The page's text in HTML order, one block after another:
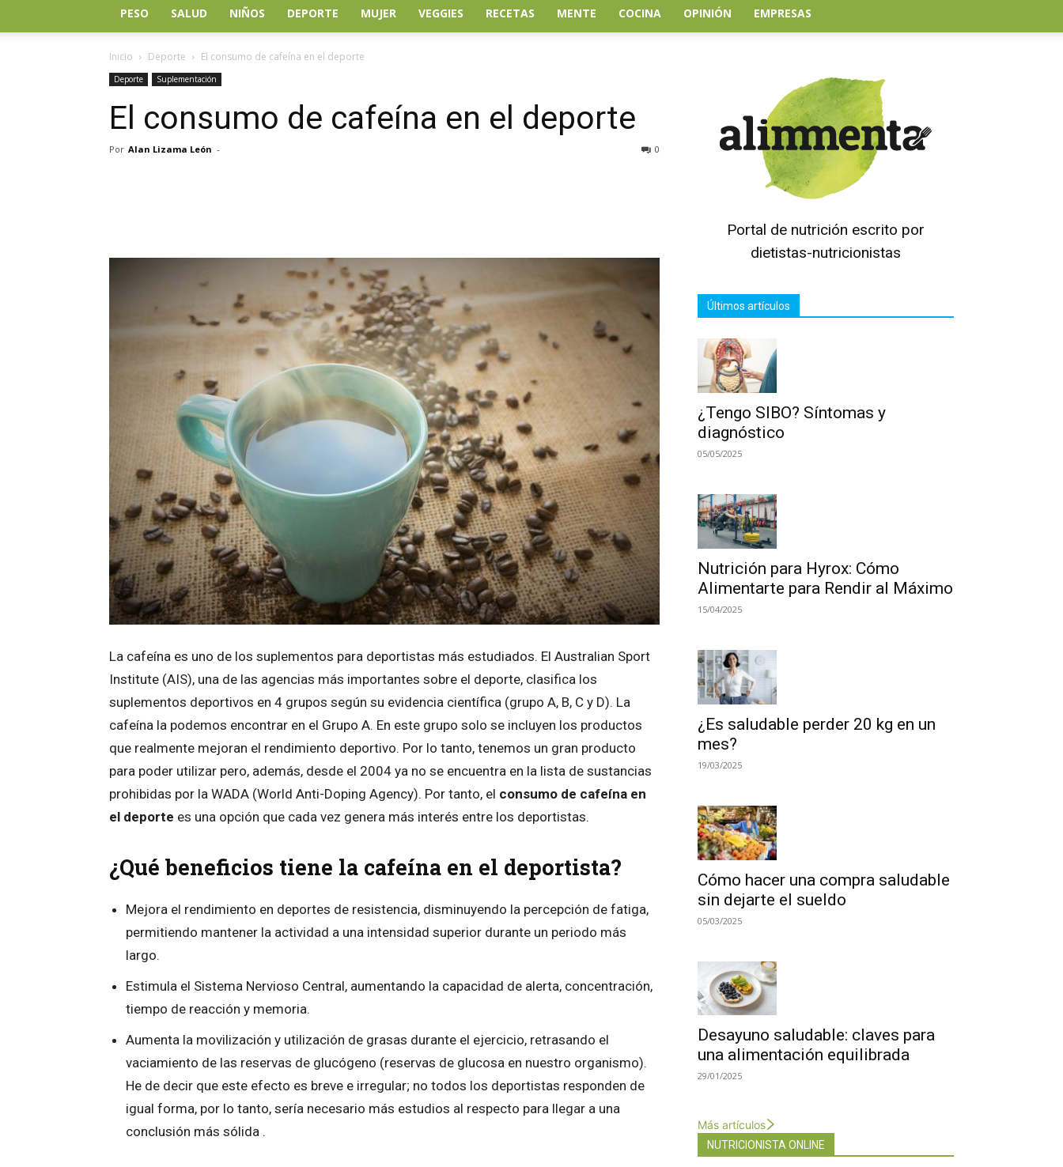
PESO SALUD NIÑOS DEPORTE MUJER VEGGIES RECETAS MENTE COCINA OPINIÓN EMPRESAS
Inicio Deporte El consumo de cafeína en el deporte
Deporte Suplementación
El consumo de cafeína en el deporte
Por Alan Lizama León - 0
La cafeína es uno de los suplementos para deportistas más estudiados. El Australian Sport
Institute (AIS), una de las agencias más importantes sobre el deporte, clasifica los
suplementos deportivos en 4 grupos según su evidencia científica (grupo A, B, C y D). La
cafeína la podemos encontrar en el Grupo A. En este grupo solo se incluyen los productos
que realmente mejoran el rendimiento deportivo. Por lo tanto, tenemos un gran producto
para poder utilizar pero, además, desde el 2004 ya no se encuentra en la lista de sustancias
prohibidas por la WADA⁠ (World Anti-Doping Agency). Por tanto, el consumo de cafeína en
el deporte es una opción que cada vez genera más interés entre los deportistas.
¿Qué beneficios tiene la cafeína en el deportista?⁠⁠
Mejora el rendimiento en deportes de resistencia, disminuyendo la percepción de fatiga,
permitiendo mantener la actividad a una intensidad superior durante un periodo más
largo.
Estimula el Sistema Nervioso Central, aumentando la capacidad de alerta, concentración,
tiempo de reacción y memoria.
Aumenta la movilización y utilización de grasas durante el ejercicio, retrasando el
vaciamiento de las reservas de glucógeno (reservas de glucosa en nuestro organismo).
He de decir que este efecto es breve e irregular; no todos los deportistas responden de
igual forma, por lo tanto, sería necesario más estudios al respecto para llegar a una
conclusión más sólida .⁠
Portal de nutrición escrito por
dietistas-nutricionistas
Últimos artículos
¿Tengo SIBO? Síntomas y
diagnóstico
05/05/2025
Nutrición para Hyrox: Cómo
Alimentarte para Rendir al Máximo
15/04/2025
¿Es saludable perder 20 kg en un
mes?
19/03/2025
Cómo hacer una compra saludable
sin dejarte el sueldo
05/03/2025
Desayuno saludable: claves para
una alimentación equilibrada
29/01/2025
Más artículos
NUTRICIONISTA ONLINE